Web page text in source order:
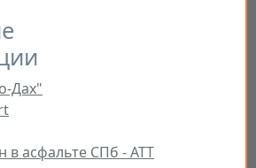
Дах"
в асфальте СПб - ATT